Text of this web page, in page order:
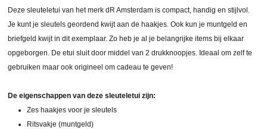
Deze sleuteletui van het merk dR Amsterdam is compact, handig en stijlvol.
Je kunt je sleutels geordend kwijt aan de haakjes. Ook kun je muntgeld en
briefgeld kwijt in dit exemplaar. Zo heb je al je belangrijke items bij elkaar
opgeborgen. De etui sluit door middel van 2 drukknoopjes. Ideaal om zelf te
gebruiken maar ook origineel om cadeau te geven!
De eigenschappen van deze sleuteletui zijn:
Zes haakjes voor je sleutels
Ritsvakje (muntgeld)